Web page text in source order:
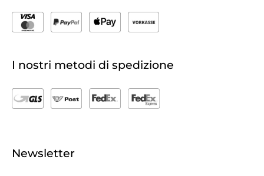
I nostri metodi di spedizione
Newsletter